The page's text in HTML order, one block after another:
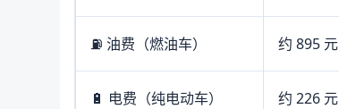
⛽ 油费（燃油车） 约 895 元
🔋 电费（纯电动车） 约 226 元